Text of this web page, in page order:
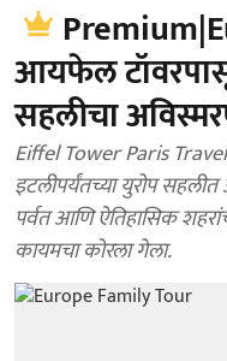
आयफेल
सहलीचा
Eiffel Tower Paris Travel
इटलीपर्यंतच्या युरोप
पर्वत आणि ऐतिहासिक
कायमचा कोरला गेला.